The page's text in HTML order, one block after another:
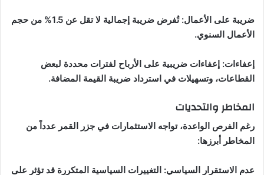
ضريبة على الأعمال: تُفرض ضريبة إجمالية لا تقل عن 1.5% من حجم
الأعمال السنوي.
إعفاءات: إعفاءات ضريبية على الأرباح لفترات محددة لبعض
القطاعات، وتسهيلات في استرداد ضريبة القيمة المضافة.
المخاطر والتحديات
رغم الفرص الواعدة، تواجه الاستثمارات في جزر القمر عدداً من
المخاطر أبرزها:
عدم الاستقرار السياسي: التغييرات السياسية المتكررة قد تؤثر على